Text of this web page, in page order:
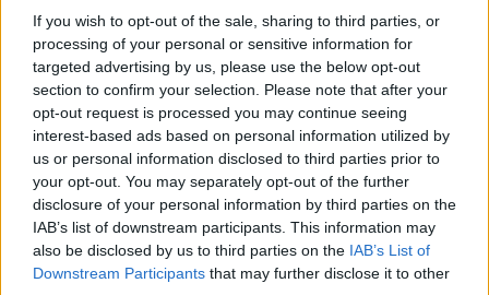
If you wish to opt-out of the sale, sharing to third parties, or
processing of your personal or sensitive information for
targeted advertising by us, please use the below opt-out
section to confirm your selection. Please note that after your
opt-out request is processed you may continue seeing
interest-based ads based on personal information utilized by
us or personal information disclosed to third parties prior to
your opt-out. You may separately opt-out of the further
disclosure of your personal information by third parties on the
IAB’s list of downstream participants. This information may
also be disclosed by us to third parties on the IAB’s List of
Downstream Participants that may further disclose it to other
Πρώτη μεταγραφική κίνηση για την
χειμερινή περίοδο οι γυναίκες του
Παναιτωλικού
ΕΡΑΣΙΤΕΧΝΗΣ
Δείπνο σε οικογενειακή ατμόσφαιρα
για την ομάδα γυναικών – «Σχέσεις
εμπιστοσύνης που μας ενώνουν ως
Παναιτωλικός»
ΠΑΝΑΙΤΩΛΙΚΟΣ
Αφιέρωμα της Monday FC στην
γυναικεία ομάδα του Παναιτωλικού
(video)